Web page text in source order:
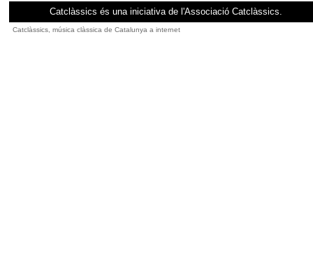
Catclàssics és una iniciativa de l'Associació Catclàssics.
Catclàssics, música clàssica de Catalunya a internet